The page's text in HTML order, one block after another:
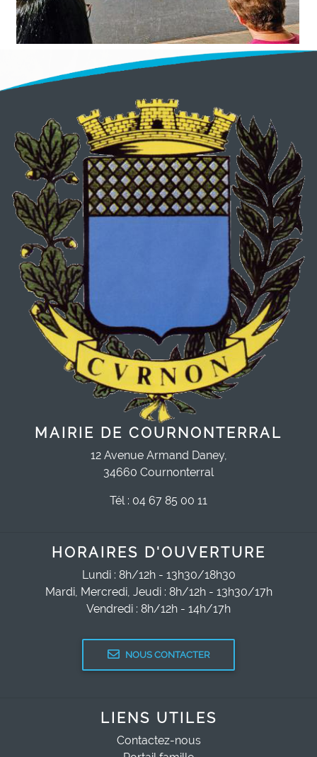
MAIRIE DE COURNONTERRAL
12 Avenue Armand Daney,
34660 Cournonterral
Tél : 04 67 85 00 11
HORAIRES D'OUVERTURE
Lundi : 8h/12h - 13h30/18h30
Mardi, Mercredi, Jeudi : 8h/12h - 13h30/17h
Vendredi : 8h/12h - 14h/17h
NOUS CONTACTER
LIENS UTILES
Contactez-nous